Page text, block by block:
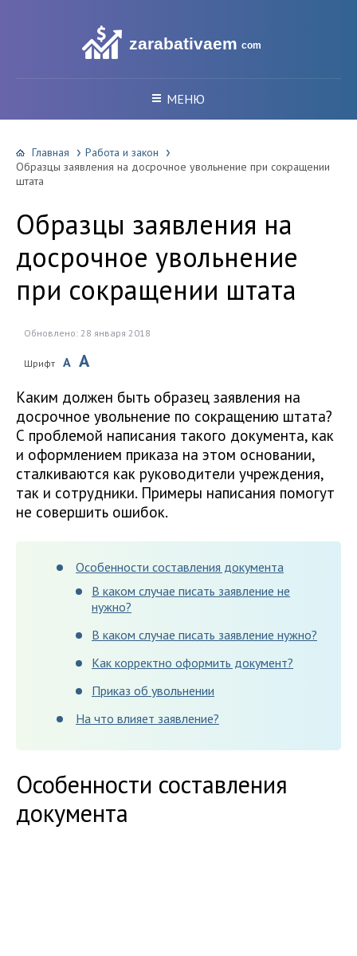
zarabativaem com
МЕНЮ
Главная
Работа и закон
Образцы заявления на досрочное увольнение при сокращении
штата
Образцы заявления на
досрочное увольнение
при сокращении штата
Обновлено: 28 января 2018
Шрифт A A
Каким должен быть образец заявления на
досрочное увольнение по сокращению штата?
С проблемой написания такого документа, как
и оформлением приказа на этом основании,
сталкиваются как руководители учреждения,
так и сотрудники. Примеры написания помогут
не совершить ошибок.
Особенности составления документа
В каком случае писать заявление не
нужно?
В каком случае писать заявление нужно?
Как корректно оформить документ?
Приказ об увольнении
На что влияет заявление?
Особенности составления
документа